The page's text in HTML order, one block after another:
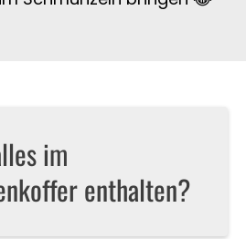
im
enthalten?